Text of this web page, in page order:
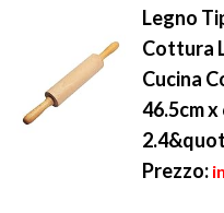
Legno
Cottura
Cucina
46.5cm
Prezzo: